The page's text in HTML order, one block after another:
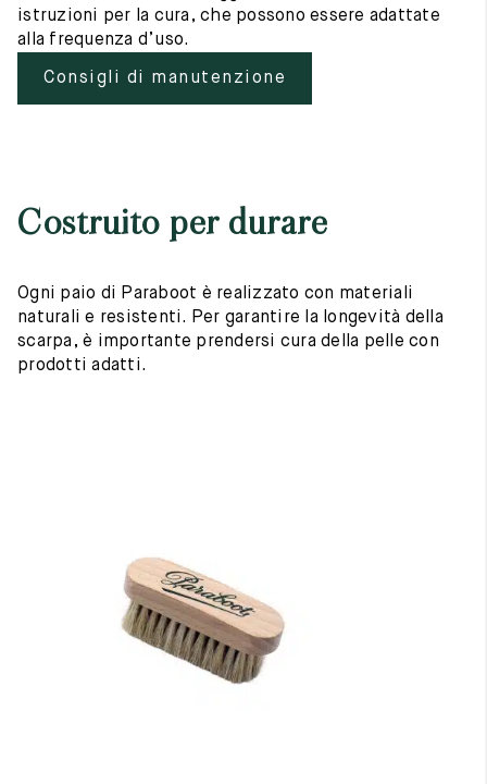
istruzioni per la cura, che possono essere adattate
alla frequenza d’uso.
Consigli di manutenzione
Costruito per durare
Ogni paio di Paraboot è realizzato con materiali
naturali e resistenti. Per garantire la longevità della
scarpa, è importante prendersi cura della pelle con
prodotti adatti.